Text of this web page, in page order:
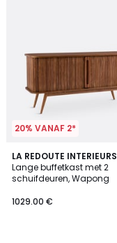
20% VANAF 2*
LA REDOUTE INTERIEURS
Lange buffetkast met 2
schuifdeuren, Wapong
1029.00 €
4.2
/ 5